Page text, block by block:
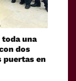
una
dos
puertas en